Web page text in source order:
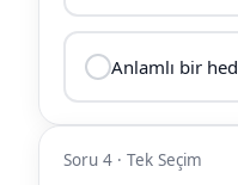
Anlamlı bir
Soru 4 · Tek Seçim